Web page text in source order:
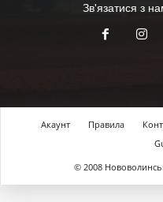
Зв'язатися з
Акаунт Правила
© 2008